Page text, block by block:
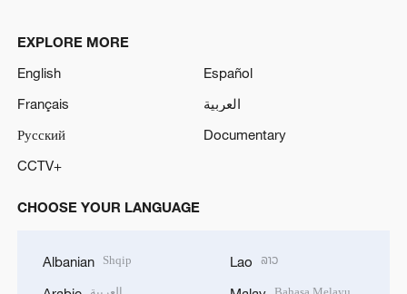
EXPLORE MORE
English
Español
Français
العربية
Русский
Documentary
CCTV+
CHOOSE YOUR LANGUAGE
Albanian Shqip Lao ລາວ